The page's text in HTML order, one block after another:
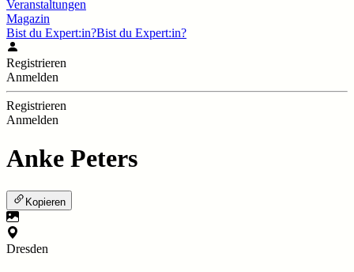
Veranstaltungen
Magazin
Bist du Expert:in?Bist du Expert:in?
Registrieren
Anmelden
Registrieren
Anmelden
Anke Peters
Kopieren
Dresden